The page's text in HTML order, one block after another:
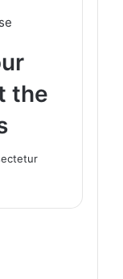
the